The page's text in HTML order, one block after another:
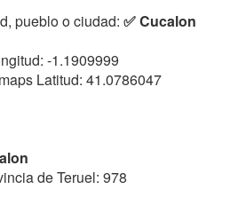
pueblo o ciudad: ✅ Cucalon
-1.1909999
Latitud: 41.0786047
de Teruel: 978